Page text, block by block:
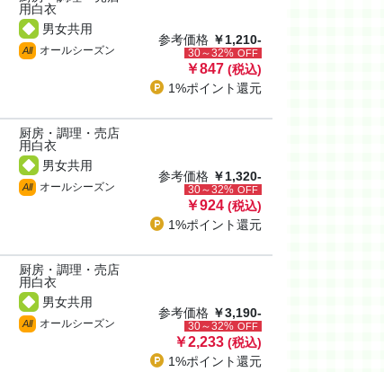
用白衣
男女共用
All オールシーズン
参考価格 ￥1,210-
30～32% OFF
￥847 (税込)
1%ポイント還元
厨房・調理・売店
用白衣
男女共用
All オールシーズン
参考価格 ￥1,320-
30～32% OFF
￥924 (税込)
1%ポイント還元
厨房・調理・売店
用白衣
男女共用
All オールシーズン
参考価格 ￥3,190-
30～32% OFF
￥2,233 (税込)
1%ポイント還元